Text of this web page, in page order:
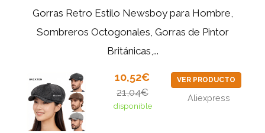
Gorras Retro Estilo Newsboy para Hombre,
Sombreros Octogonales, Gorras de Pintor
Británicas,...
10,52€
21,04€
disponible
VER PRODUCTO
Aliexpress